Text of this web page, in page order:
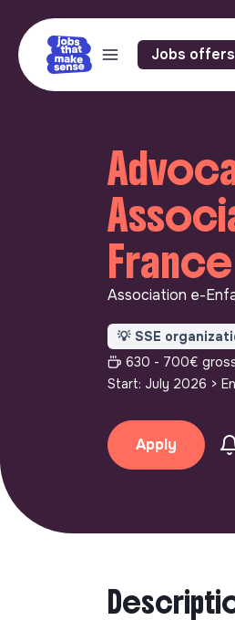
Jobs offers
France
Association e-
💡 SSE
630 - 700€
Start: July 2026 >
Apply